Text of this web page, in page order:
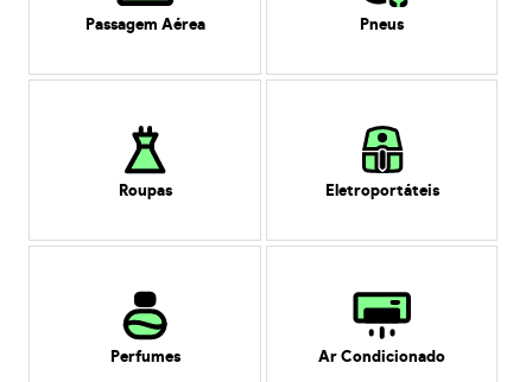
Passagem Aérea Pneus
Roupas Eletroportáteis
Perfumes Ar Condicionado